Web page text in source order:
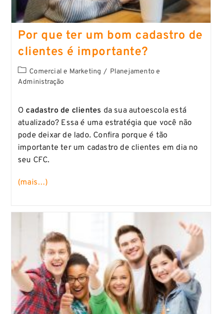
Por que ter um bom cadastro de
clientes é importante?
Comercial e Marketing / Planejamento e
Administração
Ocadastro de clientes da sua autoescola está
atualizado? Essa é uma estratégia que você não
pode deixar de lado. Confira porque é tão
importante ter um cadastro de clientes em dia no
seu CFC.
(mais…)